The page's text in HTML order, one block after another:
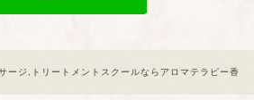
ージ,トリートメントスクールならアロマテラピー香